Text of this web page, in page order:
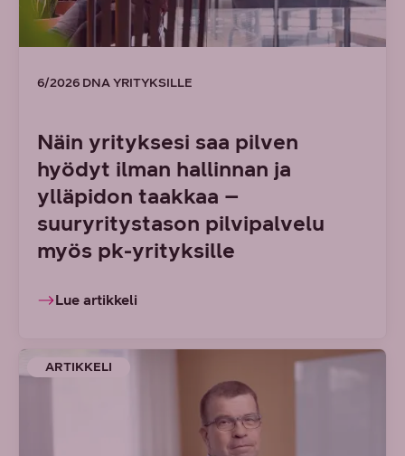
6/2026 DNA YRITYKSILLE
Näin yrityksesi saa pilven
hyödyt ilman hallinnan ja
ylläpidon taakkaa –
suuryritystason pilvipalvelu
myös pk-yrityksille
Lue artikkeli
ARTIKKELI